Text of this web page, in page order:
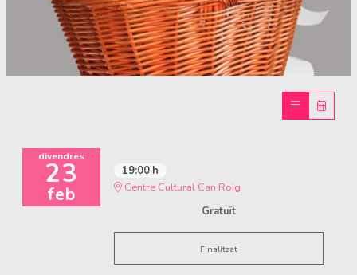
divendres
23
feb
19:00 h
Centre Cultural Can Roig
Gratuït
Finalitzat